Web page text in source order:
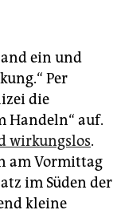
ein und
Per
die
Handeln“ auf.
wirkungslos.
am Vormittag
im Süden der
kleine